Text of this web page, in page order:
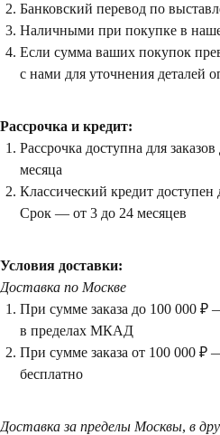
Банковский перевод по
Наличными при покупке в
Если сумма ваших покупок
с нами для уточнения деталей
Рассрочка и кредит:
Рассрочка доступна для
месяца
Классический кредит доступен
Срок — от 3 до 24 месяцев
Условия доставки:
Доставка по Москве
При сумме заказа до 100 000 ₽
в пределах МКАД
При сумме заказа от 100 000
бесплатно
Доставка за пределы Москвы, в
Посещение